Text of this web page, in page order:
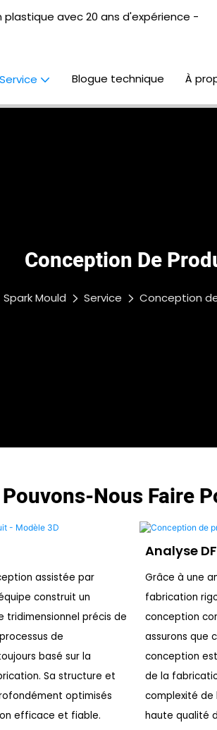
avec 20 ans d'expérience -
Service Blogue technique À
Conception De
Spark Mould Service Conception
Nous Faire
assistée par
construit un
tridimensionnel précis de
de
basé sur la
Sa structure et
optimisés
efficace et fiable.
Analyse
Grâce à une
fabrication
conception
assurons que
conception
de la
complexité
haute qualité